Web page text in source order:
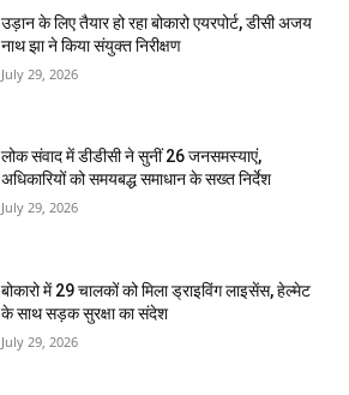
उड़ान के लिए तैयार हो रहा बोकारो एयरपोर्ट, डीसी अजय
नाथ झा ने किया संयुक्त निरीक्षण
July 29, 2026
लोक संवाद में डीडीसी ने सुनीं 26 जनसमस्याएं,
अधिकारियों को समयबद्ध समाधान के सख्त निर्देश
July 29, 2026
बोकारो में 29 चालकों को मिला ड्राइविंग लाइसेंस, हेल्मेट
के साथ सड़क सुरक्षा का संदेश
July 29, 2026